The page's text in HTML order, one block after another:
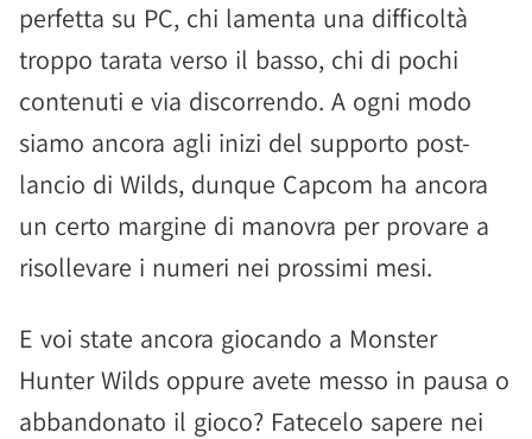
perfetta su PC, chi lamenta una difficoltà
troppo tarata verso il basso, chi di pochi
contenuti e via discorrendo. A ogni modo
siamo ancora agli inizi del supporto post-
lancio di Wilds, dunque Capcom ha ancora
un certo margine di manovra per provare a
risollevare i numeri nei prossimi mesi.
E voi state ancora giocando a Monster
Hunter Wilds oppure avete messo in pausa o
abbandonato il gioco? Fatecelo sapere nei